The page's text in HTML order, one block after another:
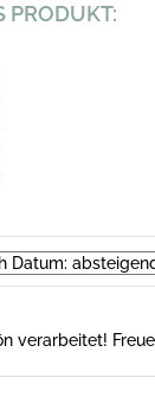
PRODUKT:
verarbeitet!